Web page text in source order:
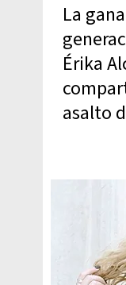
La
Érika
asalto